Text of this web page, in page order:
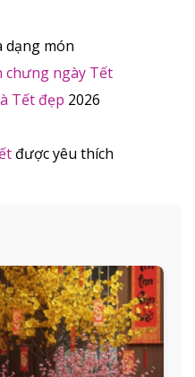
dạng món
chưng ngày Tết
Tết đẹp 2026
được yêu thích